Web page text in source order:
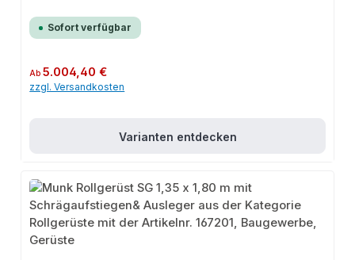
Sofort verfügbar
Regulärer Preis:
Ab5.004,40 €
zzgl. Versandkosten
Varianten entdecken